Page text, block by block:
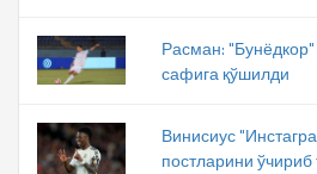
Расман:
сафига қўшилди
Винисиус
постларини